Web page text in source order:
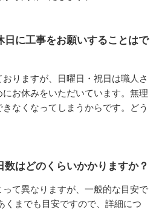
日に工事をお願いすることはで
りますが、日曜日・祝日は職人さ
お休みをいただいています。無理
なくなってしまうからです。どう
数はどのくらいかかりますか？
て異なりますが、一般的な目安で
くまでも目安ですので、詳細につ